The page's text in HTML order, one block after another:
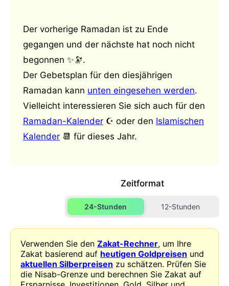
Der vorherige Ramadan ist zu Ende
gegangen und der nächste hat noch nicht
begonnen ✨🔭.
Der Gebetsplan für den diesjährigen
Ramadan kann unten eingesehen werden.
Vielleicht interessieren Sie sich auch für den
Ramadan-Kalender ☪️ oder den Islamischen
Kalender 📆 für dieses Jahr.
Zeitformat
24-Stunden 12-Stunden
Verwenden Sie denZakat-Rechner, um Ihre
Zakat basierend auf heutigen Goldpreisen und
aktuellen Silberpreisen zu schätzen. Prüfen Sie
die Nisab-Grenze und berechnen Sie Zakat auf